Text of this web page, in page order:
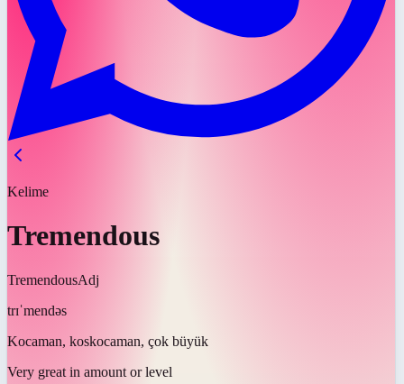
Kelime
Tremendous
TremendousAdj
trɪˈmendəs
Kocaman, koskocaman, çok büyük
Very great in amount or level